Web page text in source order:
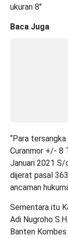
ukuran 8″
Baca Juga
“Para
Curanmor +/- 8
Januari 2021 S/
dijerat pasal
ancaman
Sementara itu
Adi Nugroho
Banten